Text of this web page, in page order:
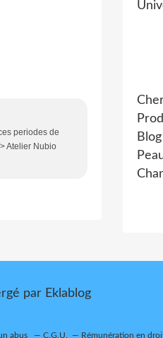
periodes de
Atelier Nubio
Blog
par Eklablog
abus C.G.U. Rémunération en